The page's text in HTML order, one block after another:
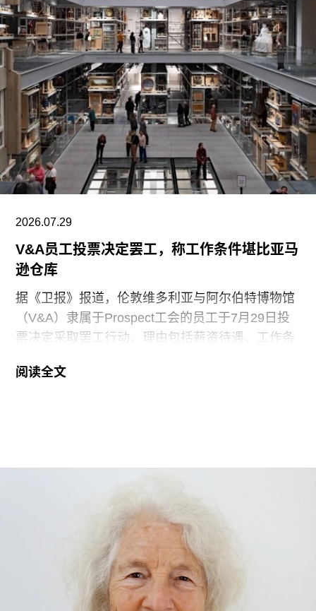
持影像新作品的创作。
2026.07.29
V&A员工投票决定罢工，称工作条件堪比亚马
逊仓库
据《卫报》报道，伦敦维多利亚与阿尔伯特博物馆
（V&A）隶属于Prospect工会的员工于7月29日投
票决定采取罢工行动，理由包括薪资待遇、工作条
地区共运营四家博物馆，包括南肯辛顿的V&A博物
藏库的员工100%投票支持罢工行动。
V&A东馆典藏库于2025年5月开放，向公众展示了
数千件尚未在其他场馆展出的藏品。负责馆内“预约
展品”项目的员工必须全程陪同调取馆藏，只有在另
一位同事到岗接替后，才能去洗手间。与他们服务
的公众一样，这些员工也不允许将食物或饮料带入
阅读全文